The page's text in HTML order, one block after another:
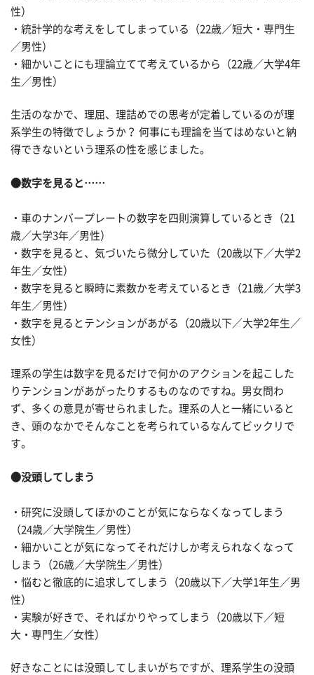
性）
・統計学的な考えをしてしまっている（22歳／短大・専門生
／男性）
・細かいことにも理論立てて考えているから（22歳／大学4年
生／男性）
生活のなかで、理屈、理詰めでの思考が定着しているのが理
系学生の特徴でしょうか？ 何事にも理論を当てはめないと納
得できないという理系の性を感じました。
●数字を見ると……
・車のナンバープレートの数字を四則演算しているとき（21
歳／大学3年／男性）
・数字を見ると、気づいたら微分していた（20歳以下／大学2
年生／女性）
・数字を見ると瞬時に素数かを考えているとき（21歳／大学3
年生／男性）
・数字を見るとテンションがあがる（20歳以下／大学2年生／
女性）
理系の学生は数字を見るだけで何かのアクションを起こした
りテンションがあがったりするものなのですね。男女問わ
ず、多くの意見が寄せられました。理系の人と一緒にいると
き、頭のなかでそんなことを考られているなんてビックリで
す。
●没頭してしまう
・研究に没頭してほかのことが気にならなくなってしまう
（24歳／大学院生／男性）
・細かいことが気になってそれだけしか考えられなくなって
しまう（26歳／大学院生／男性）
・悩むと徹底的に追求してしまう（20歳以下／大学1年生／男
性）
・実験が好きで、そればかりやってしまう（20歳以下／短
大・専門生／女性）
好きなことには没頭してしまいがちですが、理系学生の没頭